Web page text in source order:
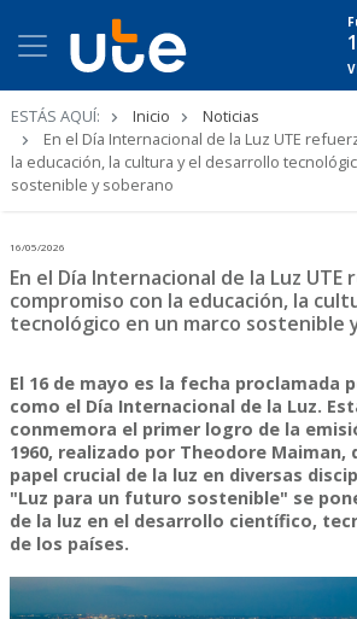
ESTÁS AQUÍ: Inicio
Noticias
En el Día Internacional de la Luz UTE
la educación, la cultura y el desarrollo
sostenible y soberano
16/05/2026
En el Día Internacional de la Luz UTE
compromiso con la educación, la
tecnológico en un marco sostenible
El 16 de mayo es la fecha proclamada
como el Día Internacional de la Luz.
conmemora el primer logro de la
1960, realizado por Theodore Maiman,
papel crucial de la luz en diversas
"Luz para un futuro sostenible" se
de la luz en el desarrollo científico,
de los países.